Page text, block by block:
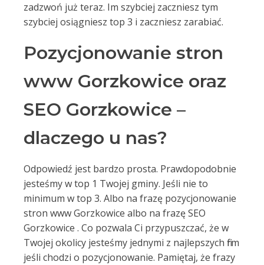
zadzwoń już teraz. Im szybciej zaczniesz tym
szybciej osiągniesz top 3 i zaczniesz zarabiać.
Pozycjonowanie stron
www Gorzkowice oraz
SEO Gorzkowice –
dlaczego u nas?
Odpowiedź jest bardzo prosta. Prawdopodobnie
jesteśmy w top 1 Twojej gminy. Jeśli nie to
minimum w top 3. Albo na frazę pozycjonowanie
stron www Gorzkowice albo na frazę SEO
Gorzkowice . Co pozwala Ci przypuszczać, że w
Twojej okolicy jesteśmy jednymi z najlepszych firm
jeśli chodzi o pozycjonowanie. Pamiętaj, że frazy